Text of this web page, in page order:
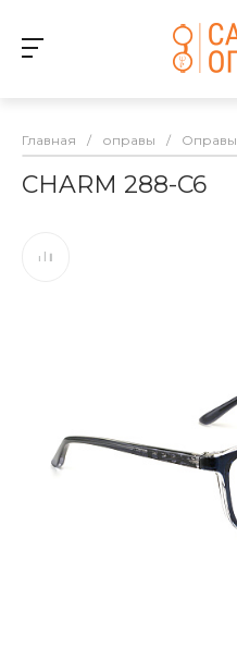
Главная / оправы / Оправы
CHARM 288-C6